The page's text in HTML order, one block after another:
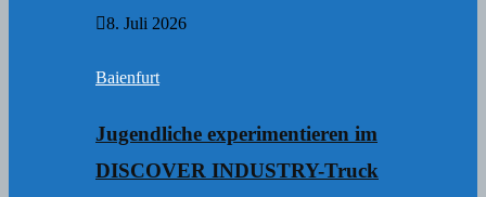
8. Juli 2026
Baienfurt
Jugendliche experimentieren im
DISCOVER INDUSTRY-Truck